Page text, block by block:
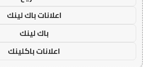
اعلانات باك لينك
باك لينك
اعلانات باكلينك